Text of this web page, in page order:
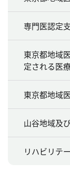
専門医認定
東京都地域
定される医
東京都地域
山谷地域及
リハビリテ